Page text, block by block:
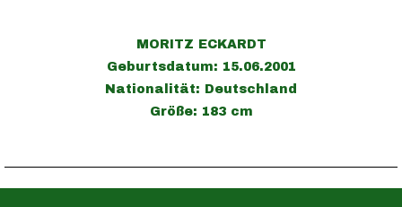
MORITZ ECKARDT
Geburtsdatum: 15.06.2001
Nationalität: Deutschland
Größe: 183 cm